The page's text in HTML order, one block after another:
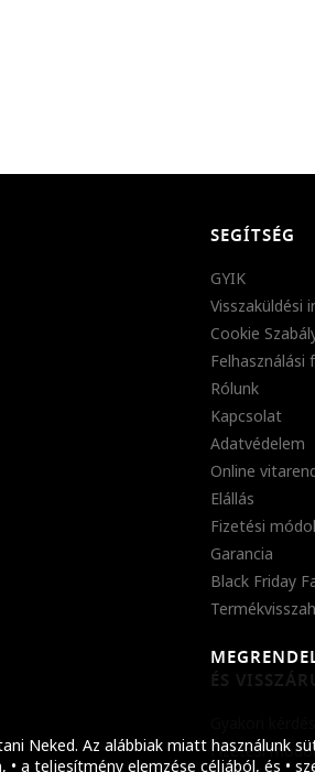
Neked. Az alábbiak miatt használunk
a teljesítmény elemzése céljából, és •
SEGÍTSÉG
GYIK
Visszaküldési
Cookie
Felhasználási
Rólunk
Kapcsolat
Adatvédelem
Online
Elállás
Fizetési
Garancia
Black Friday
ÉS
Fizetési